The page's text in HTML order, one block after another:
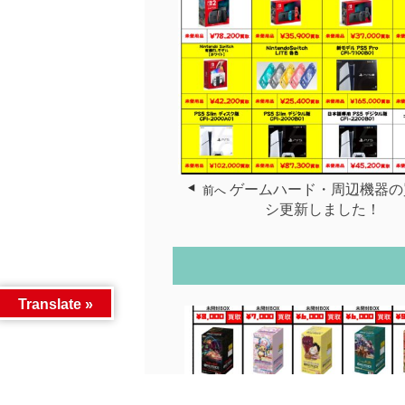
前へ ゲームハード・周辺機器
シ更新しました！
Translate »